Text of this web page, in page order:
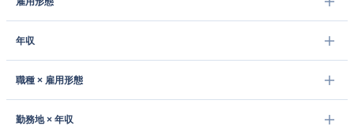
年収
職種 × 雇用形態
勤務地 × 年収